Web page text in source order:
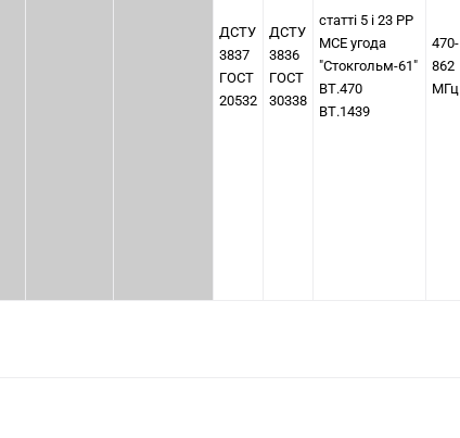
ДСТУ
3837
ГОСТ
20532
ДСТУ
3836
ГОСТ
30338
статті 5 і 23 РР
МСЕ угода
"Стокгольм-61"
ВТ.470
ВТ.1439
470-
862
МГц